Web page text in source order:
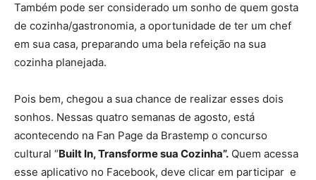
Também pode ser considerado um sonho de quem gosta
de cozinha/gastronomia, a oportunidade de ter um chef
em sua casa, preparando uma bela refeição na sua
cozinha planejada.
Pois bem, chegou a sua chance de realizar esses dois
sonhos. Nessas quatro semanas de agosto, está
acontecendo na Fan Page da Brastemp o concurso
cultural “Built In, Transforme sua Cozinha”. Quem acessa
esse aplicativo no Facebook, deve clicar em participar e